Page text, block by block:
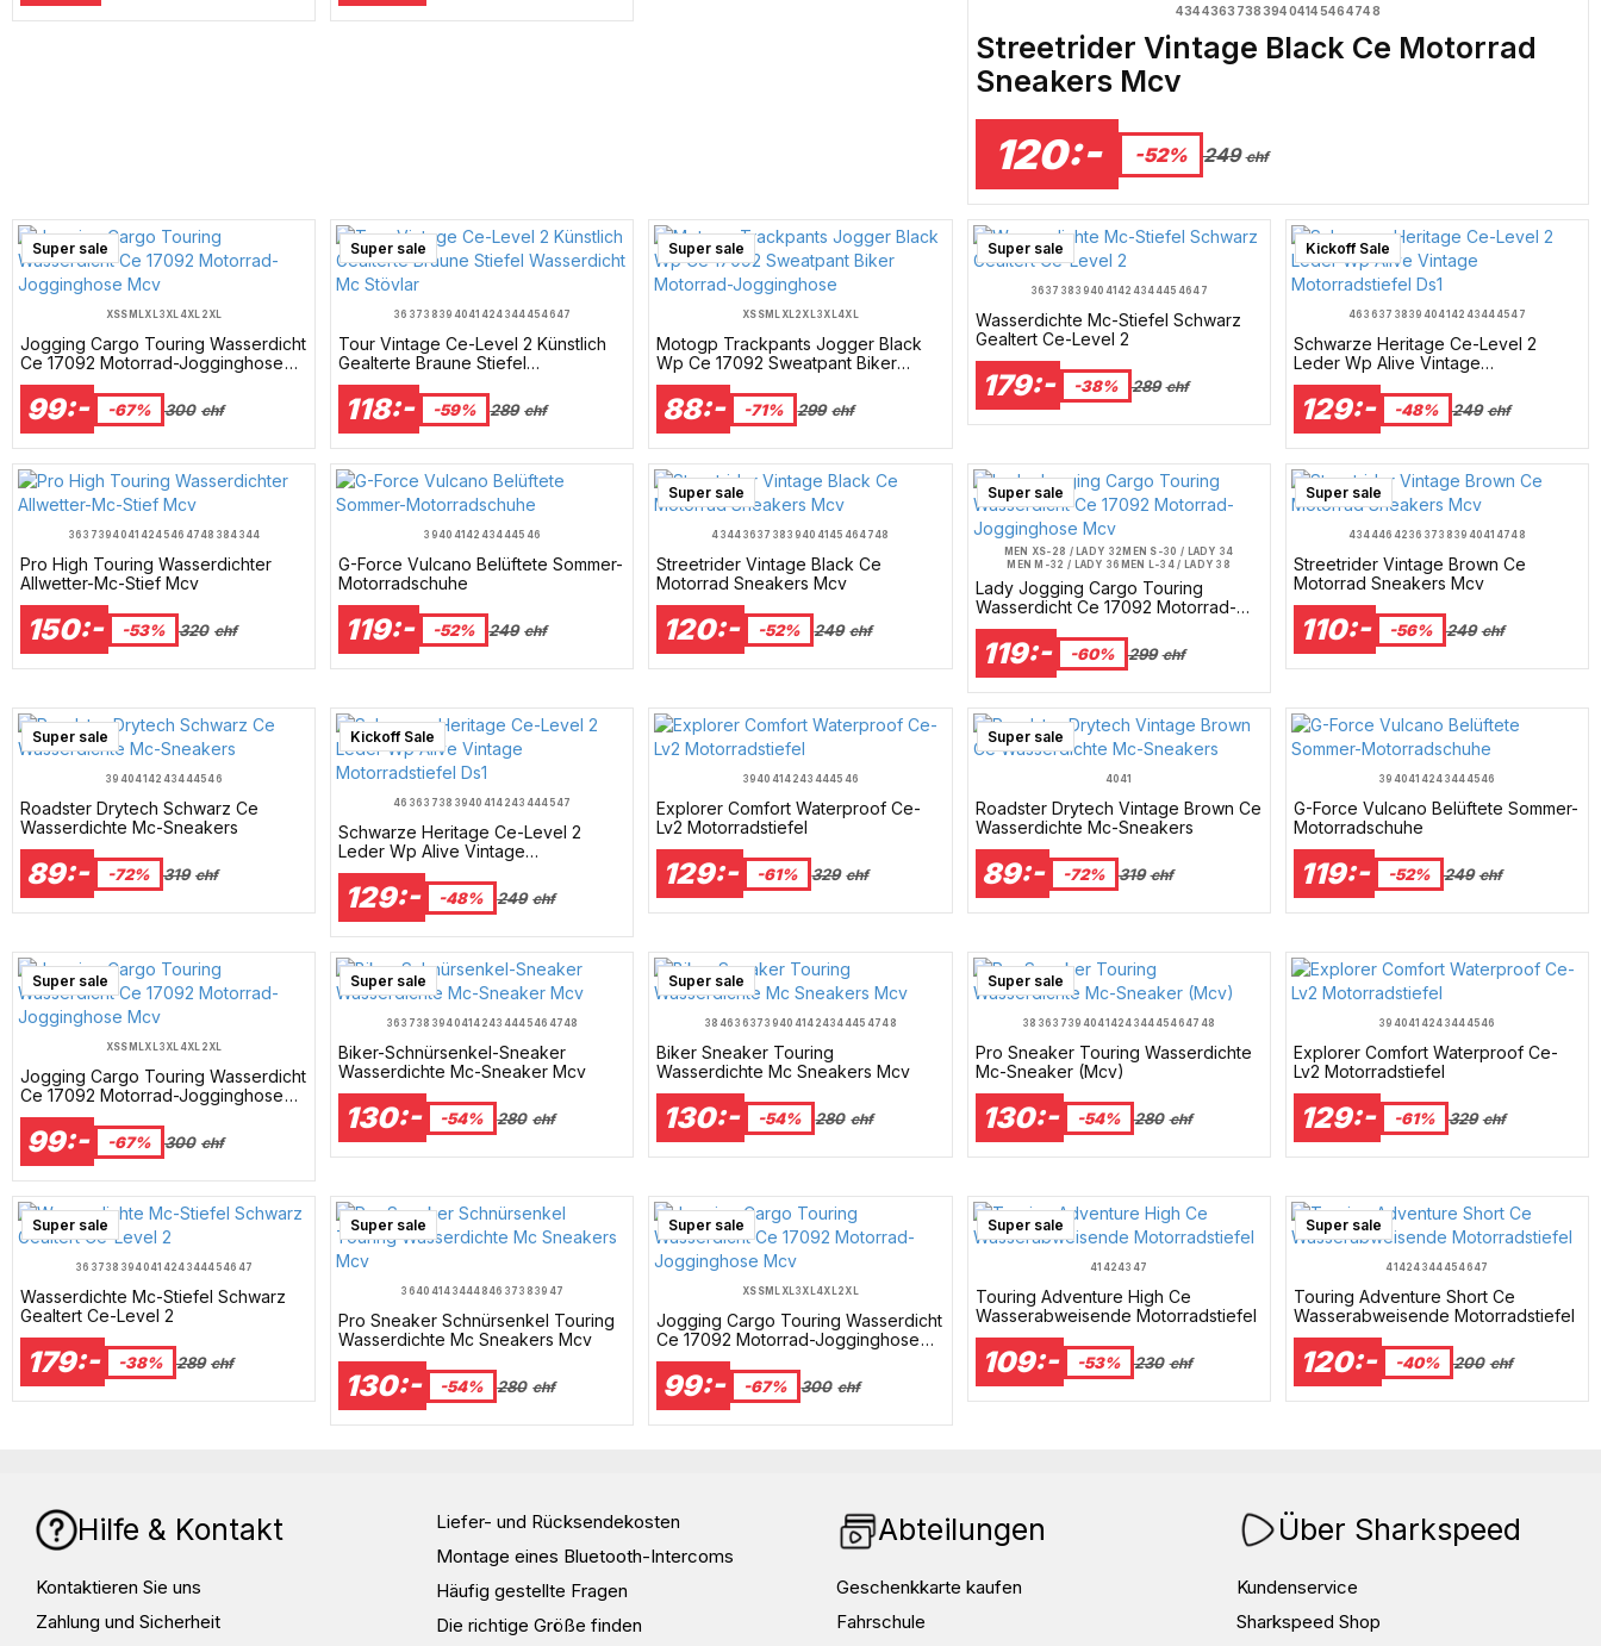
434436373839404145464748
Streetrider Vintage Black Ce Motorrad
Sneakers Mcv
120:- -52% 249 chf
Super sale
XSS M XL 3XL 4XL 2XL
Jogging Cargo Touring Wasserdicht
Ce 17092 Motorrad-Jogginghose
Mcv
99:- -67% 300 chf
Super sale
36 37 38 39 4041 424344454647
Tour Vintage Ce-Level 2 Künstlich
Gealterte Braune Stiefel
Wasserdicht Mc Stövlar
118:- -59% 289 chf
Super sale
XS SM XL 2XL 3XL 4XL
Motogp Trackpants Jogger Black
Wp Ce 17092 Sweatpant Biker
Motorrad-Jogginghose
88:- -71% 299 chf
Super sale
36 37 38 3940 4142 434445 4647
Wasserdichte Mc-Stiefel Schwarz
Gealtert Ce-Level 2
179:- -38% 289 chf
Kickoff Sale
46 36 37 38 39 4041 42 43444547
Schwarze Heritage Ce-Level 2
Leder Wp Alive Vintage
Motorradstiefel Ds1
129:- -48% 249 chf
36 37 394041 424546 4748 384344
Pro High Touring Wasserdichter
Allwetter-Mc-Stief Mcv
150:- -53% 320 chf
3940 4142 434445 46
G-Force Vulcano Belüftete Sommer-
Motorradschuhe
119:- -52% 249 chf
Super sale
4344 36 37 38 3940 4145 464748
Streetrider Vintage Black Ce
Motorrad Sneakers Mcv
120:- -52% 249 chf
Super sale
MEN XS-28 / LADY 32 MEN S-30 / LADY 34
MEN M-32 / LADY 36 MEN L-34 / LADY 38
MEN 3XL-40 / LADY 44MEN 4XL-42 / LADY 46
Lady Jogging Cargo Touring
Wasserdicht Ce 17092 Motorrad-
Jogginghose Mcv
119:- -60% 299 chf
Super sale
434446 42 36 37 38 39 4041 4748
Streetrider Vintage Brown Ce
Motorrad Sneakers Mcv
110:- -56% 249 chf
Super sale
39 4041 42 43444546
Roadster Drytech Schwarz Ce
Wasserdichte Mc-Sneakers
89:- -72% 319 chf
Kickoff Sale
46 36 37 38 3940 414243 444547
Schwarze Heritage Ce-Level 2
Leder Wp Alive Vintage
Motorradstiefel Ds1
129:- -48% 249 chf
3940 414243 4445 46
Explorer Comfort Waterproof Ce-
Lv2 Motorradstiefel
129:- -61% 329 chf
Super sale
4041
Roadster Drytech Vintage Brown Ce
Wasserdichte Mc-Sneakers
89:- -72% 319 chf
39 4041 4243444546
G-Force Vulcano Belüftete Sommer-
Motorradschuhe
119:- -52% 249 chf
Super sale
XSS M XL 3XL 4XL 2XL
Jogging Cargo Touring Wasserdicht
Ce 17092 Motorrad-Jogginghose
Mcv
99:- -67% 300 chf
Super sale
36 37 38 3940414243 444546 4748
Biker-Schnürsenkel-Sneaker
Wasserdichte Mc-Sneaker Mcv
130:- -54% 280 chf
Super sale
38 46 36 37 3940 4142434445 4748
Biker Sneaker Touring
Wasserdichte Mc Sneakers Mcv
130:- -54% 280 chf
Super sale
38 36 37 39 4041 424344454647 48
Pro Sneaker Touring Wasserdichte
Mc-Sneaker (Mcv)
130:- -54% 280 chf
39 4041 4243444546
Explorer Comfort Waterproof Ce-
Lv2 Motorradstiefel
129:- -61% 329 chf
Super sale
36 37 38 394041 4243444546 47
Wasserdichte Mc-Stiefel Schwarz
Gealtert Ce-Level 2
179:- -38% 289 chf
Super sale
3640 4143444846 37 38 39 47
Pro Sneaker Schnürsenkel Touring
Wasserdichte Mc Sneakers Mcv
130:- -54% 280 chf
Super sale
XS SM XL 3XL4XL 2XL
Jogging Cargo Touring Wasserdicht
Ce 17092 Motorrad-Jogginghose
Mcv
99:- -67% 300 chf
Super sale
41 4243 47
Touring Adventure High Ce
Wasserabweisende Motorradstiefel
109:- -53% 230 chf
Super sale
41 424344454647
Touring Adventure Short Ce
Wasserabweisende Motorradstiefel
120:- -40% 200 chf
Hilfe & Kontakt
Kontaktieren Sie uns
Zahlung und Sicherheit
Liefer- und Rücksendekosten
Montage eines Bluetooth-Intercoms
Häufig gestellte Fragen
Die richtige Größe finden
Abteilungen
Geschenkkarte kaufen
Fahrschule
Über Sharkspeed
Kundenservice
Sharkspeed Shop